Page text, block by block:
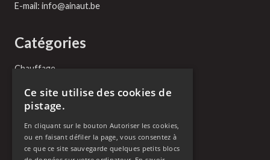
E-mail: info@ainaut.be
Catégories
Chauffage
Vitrerie
Serrurerie
Toiture
Vidange
Débouchage
Ce site utilise des cookies de
pistage.
En cliquant sur le bouton Autoriser les cookies,
ou en faisant défiler la page, vous consentez à
ce que ce site sauvegarde quelques petits blocs